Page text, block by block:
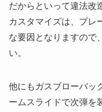
だからといって違法改
カスタマイズは、プレ
な要因となりますので
い。
他にもガスブローバッ
ームスライドで次弾を